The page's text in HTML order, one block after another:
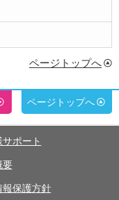
ページトップへ
ページトップへ
サポート
要
報保護方針